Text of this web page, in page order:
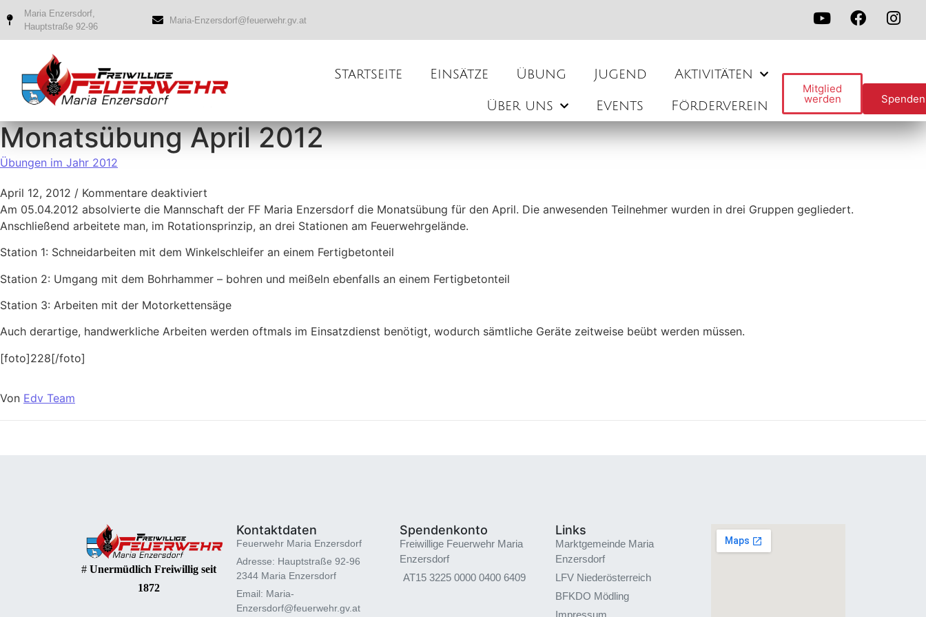
Maria Enzersdorf,
Hauptstraße 92-96
Maria-Enzersdorf@feuerwehr.gv.at
Startseite Einsätze Übung Jugend Aktivitäten
Über uns Events Förderverein
Mitglied
werden Spenden
Monatsübung April 2012
Übungen im Jahr 2012
April 12, 2012 / Kommentare deaktiviert
Am 05.04.2012 absolvierte die Mannschaft der FF Maria Enzersdorf die Monatsübung für den April. Die anwesenden Teilnehmer wurden in drei Gruppen gegliedert.
Anschließend arbeitete man, im Rotationsprinzip, an drei Stationen am Feuerwehrgelände.
Station 1: Schneidarbeiten mit dem Winkelschleifer an einem Fertigbetonteil
Station 2: Umgang mit dem Bohrhammer – bohren und meißeln ebenfalls an einem Fertigbetonteil
Station 3: Arbeiten mit der Motorkettensäge
Auch derartige, handwerkliche Arbeiten werden oftmals im Einsatzdienst benötigt, wodurch sämtliche Geräte zeitweise beübt werden müssen.
[foto]228[/foto]
Von Edv Team
# Unermüdlich Freiwillig seit
1872
Kontaktdaten
Feuerwehr Maria Enzersdorf
Adresse: Hauptstraße 92-96
2344 Maria Enzersdorf
Email: Maria-
Enzersdorf@feuerwehr.gv.at
Spendenkonto
Freiwillige Feuerwehr Maria
Enzersdorf
AT15 3225 0000 0400 6409
Links
Marktgemeinde Maria
Enzersdorf
LFV Niederösterreich
BFKDO Mödling
Impressum